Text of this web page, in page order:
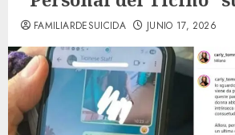
FAMILIARDESUICIDA JUNIO 17, 2026